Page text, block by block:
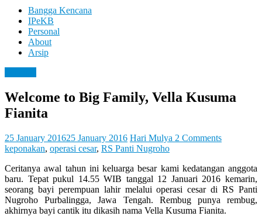
Hari
Mulya
Brain
Can
Analyze
It
While
Right
Brain
Let
You
Feel
It
Bangga Kencana
IPeKB
Personal
About
Arsip
Welcome to Big Family, Vella Kusuma
Fianita
25 January 201625 January 2016 Hari Mulya 2 Comments
keponakan, operasi cesar, RS Panti Nugroho
Ceritanya awal tahun ini keluarga besar kami kedatangan anggota
baru. Tepat pukul 14.55 WIB tanggal 12 Januari 2016 kemarin,
seorang bayi perempuan lahir melalui operasi cesar di RS Panti
Nugroho Purbalingga, Jawa Tengah. Rembug punya rembug,
akhirnya bayi cantik itu dikasih nama Vella Kusuma Fianita.